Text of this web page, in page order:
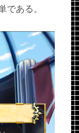
である。